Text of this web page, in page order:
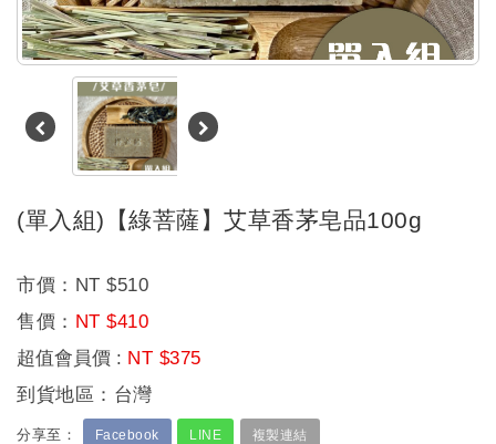
最
新
息
我
的
購
物
車
我
(單入組)【綠菩薩】艾草香茅皂品100g
NT $510
NT $410
超值會員價 : NT $375
到貨地區：台灣
Facebook LINE 複製連結